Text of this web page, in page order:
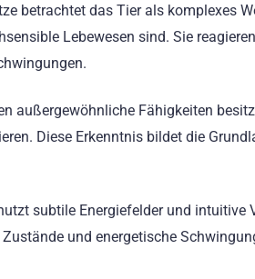
betrachtet das Tier als komplexes
Lebewesen sind. Sie
außergewöhnliche Fähigkeiten
Diese Erkenntnis bildet die
subtile Energiefelder und intuitive
und energetische